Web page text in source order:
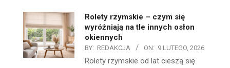
Rolety rzymskie – czym się
wyróżniają na tle innych osłon
okiennych
BY: REDAKCJA ON: 9 LUTEGO, 2026
Rolety rzymskie od lat cieszą się